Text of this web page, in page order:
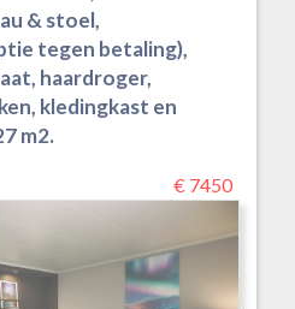
& stoel,
tegen betaling),
haardroger,
kledingkast en
m2.
€ 7450